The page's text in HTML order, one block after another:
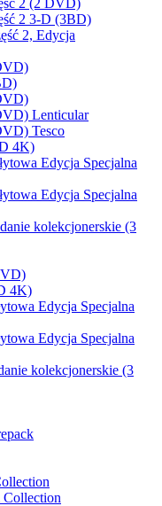
2 (2 DVD)
2 3-D (3BD)
2, Edycja
Lenticular
Tesco
4K)
Edycja Specjalna
Edycja Specjalna
kolekcjonerskie (3
4K)
Edycja Specjalna
Edycja Specjalna
kolekcjonerskie (3
Collection